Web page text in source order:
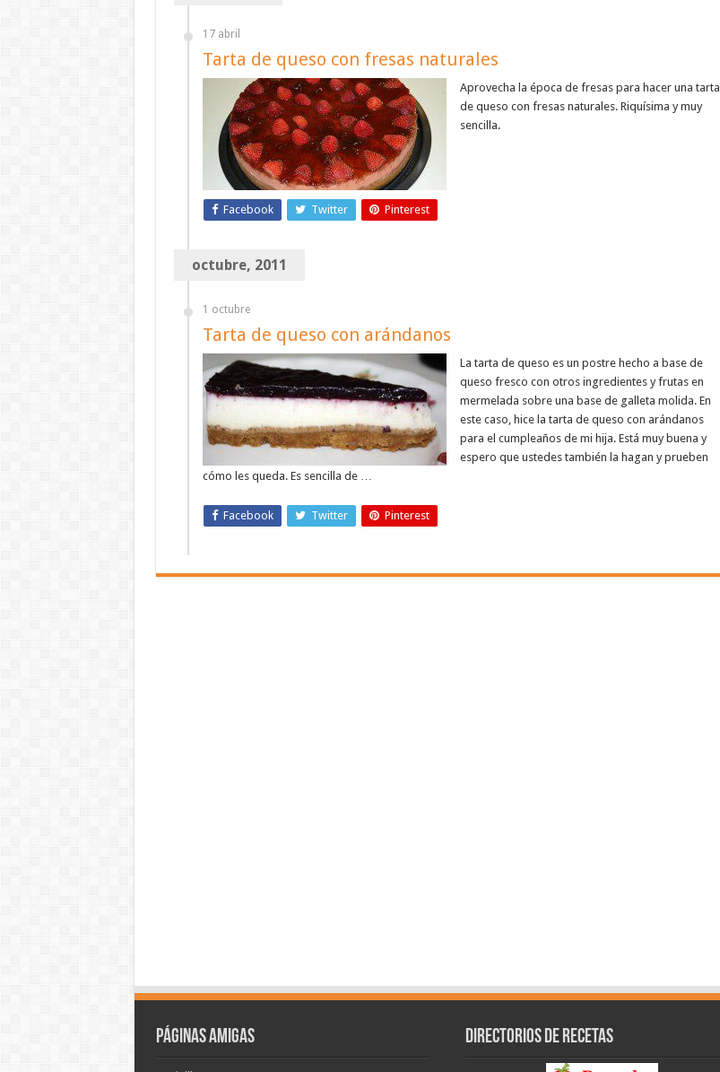
17 abril
Tarta de queso con fresas naturales
Aprovecha la época de fresas para hacer una tarta
de queso con fresas naturales. Riquísima y muy
sencilla.
Facebook Twitter Pinterest
octubre, 2011
1 octubre
Tarta de queso con arándanos
La tarta de queso es un postre hecho a base de
queso fresco con otros ingredientes y frutas en
mermelada sobre una base de galleta molida. En
este caso, hice la tarta de queso con arándanos
para el cumpleaños de mi hija. Está muy buena y
espero que ustedes también la hagan y prueben
cómo les queda. Es sencilla de …
Facebook Twitter Pinterest
Páginas amigas Directorios de recetas